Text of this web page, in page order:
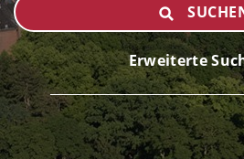
Erweiterte